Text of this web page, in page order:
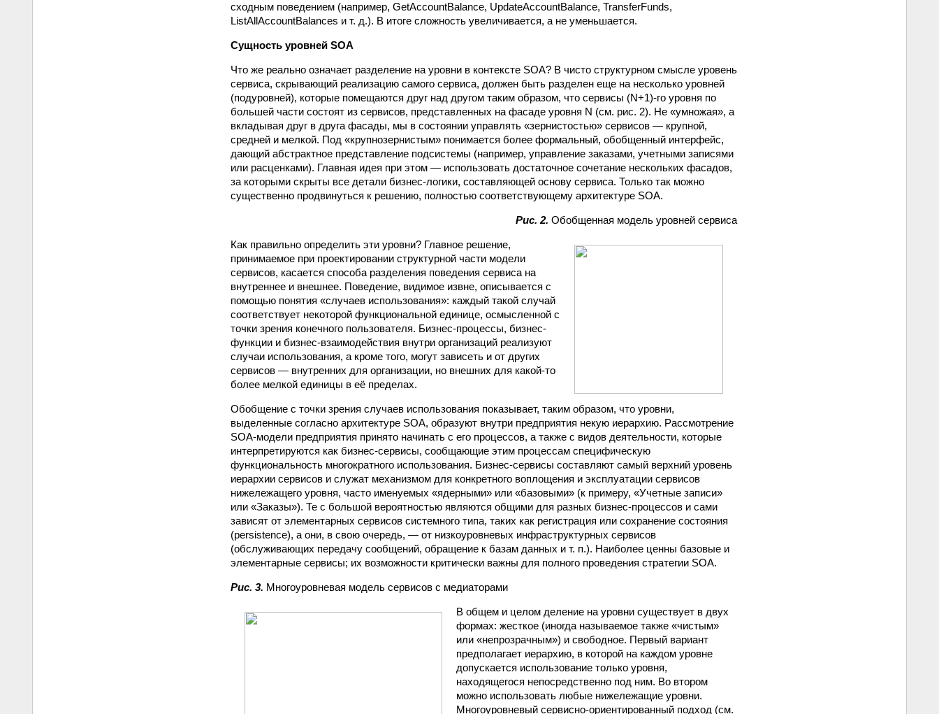
сходным поведением (например, GetAccountBalance, UpdateAccountBalance, TransferFunds,
ListAllAccountBalances и т. д.). В итоге сложность увеличивается, а не уменьшается.
Сущность уровней SOA
Что же реально означает разделение на уровни в контексте SOA? В чисто структурном смысле уровень
сервиса, скрывающий реализацию самого сервиса, должен быть разделен еще на несколько уровней
(подуровней), которые помещаются друг над другом таким образом, что сервисы (N+1)-го уровня по
большей части состоят из сервисов, представленных на фасаде уровня N (см. рис. 2). Не «умножая», а
вкладывая друг в друга фасады, мы в состоянии управлять «зернистостью» сервисов — крупной,
средней и мелкой. Под «крупнозернистым» понимается более формальный, обобщенный интерфейс,
дающий абстрактное представление подсистемы (например, управление заказами, учетными записями
или расценками). Главная идея при этом — использовать достаточное сочетание нескольких фасадов,
за которыми скрыты все детали бизнес-логики, составляющей основу сервиса. Только так можно
существенно продвинуться к решению, полностью соответствующему архитектуре SOA.
Рис. 2. Обобщенная модель уровней сервиса
Как правильно определить эти уровни? Главное решение,
принимаемое при проектировании структурной части модели
сервисов, касается способа разделения поведения сервиса на
внутреннее и внешнее. Поведение, видимое извне, описывается с
помощью понятия «случаев использования»: каждый такой случай
соответствует некоторой функциональной единице, осмысленной с
точки зрения конечного пользователя. Бизнес-процессы, бизнес-
функции и бизнес-взаимодействия внутри организаций реализуют
случаи использования, а кроме того, могут зависеть и от других
сервисов — внутренних для организации, но внешних для какой-то
более мелкой единицы в её пределах.
Обобщение с точки зрения случаев использования показывает, таким образом, что уровни,
выделенные согласно архитектуре SOA, образуют внутри предприятия некую иерархию. Рассмотрение
SOA-модели предприятия принято начинать с его процессов, а также с видов деятельности, которые
интерпретируются как бизнес-сервисы, сообщающие этим процессам специфическую
функциональность многократного использования. Бизнес-сервисы составляют самый верхний уровень
иерархии сервисов и служат механизмом для конкретного воплощения и эксплуатации сервисов
нижележащего уровня, часто именуемых «ядерными» или «базовыми» (к примеру, «Учетные записи»
или «Заказы»). Те с большой вероятностью являются общими для разных бизнес-процессов и сами
зависят от элементарных сервисов системного типа, таких как регистрация или сохранение состояния
(persistence), а они, в свою очередь, — от низкоуровневых инфраструктурных сервисов
(обслуживающих передачу сообщений, обращение к базам данных и т. п.). Наиболее ценны базовые и
элементарные сервисы; их возможности критически важны для полного проведения стратегии SOA.
Рис. 3. Многоуровневая модель сервисов с медиаторами
В общем и целом деление на уровни существует в двух
формах: жесткое (иногда называемое также «чистым»
или «непрозрачным») и свободное. Первый вариант
предполагает иерархию, в которой на каждом уровне
допускается использование только уровня,
находящегося непосредственно под ним. Во втором
можно использовать любые нижележащие уровни.
Многоуровневый сервисно-ориентированный подход (см.